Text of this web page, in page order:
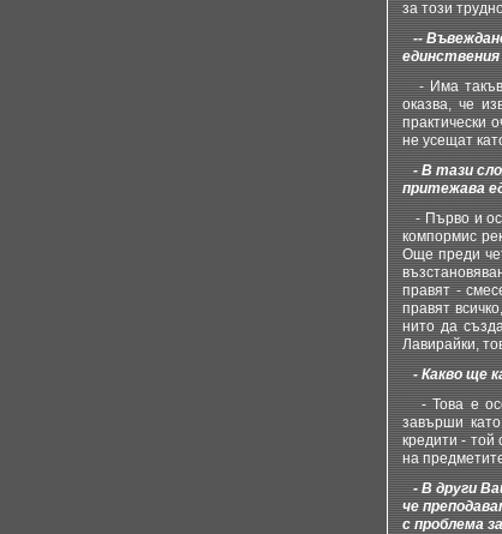
за този
--
- Има такъв
оказва, че
практически
не усещат
- В тази
притежава
- Първо и
компормис
Още преди
правят -
правят
нито да
Лавирайки,
- Какво ще
- Това е
завърши
кредити - той
на
- В други
че
с проблема